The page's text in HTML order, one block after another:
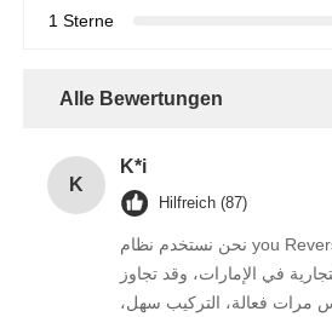
Qualitätskontrolle
1 Sterne
Alle Bewertungen
K
K*i
Hilfreich (87)
نحن نستخدم نظام you Reverse Osmosis هذا في
في الإمارات، وقد تجاوز
مرات فعالة، التركيب سهل،